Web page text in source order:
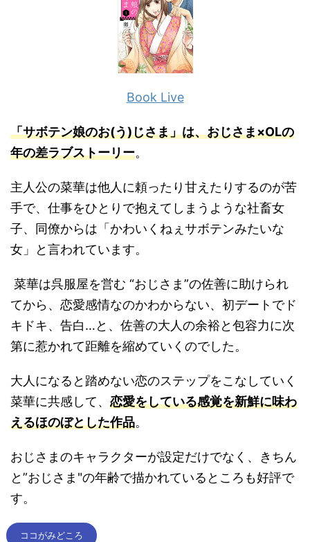
Book Live
「サボテン娘のお(う)じさま」は、おじさま×OLの
年の差ラブストーリー。
主人公の菜華は他人に頼ったり甘えたりするのが苦
手で、仕事をひとりで抱えてしまうような社畜女
子、同僚からは「かわいくねぇサボテンみたいな
女」と言われています。
菜華は呉服屋を営む “おじさま”の佐善に助けられ
てから、恋愛感情なのかわからない、初デートでド
キドキ、告白…と、佐善の大人の余裕と包容力に次
第に惹かれて距離を縮めていくのでした。
大人になると踏めない恋のステップをこなしていく
菜華に共感して、 恋愛をしている感覚を新鮮に味わ
えるほのぼとした作品。
おじさまのキャラクターが設定だけでなく、きちん
と”おじさま"の年齢で描かれているところも好評で
す。
ココがみどころ